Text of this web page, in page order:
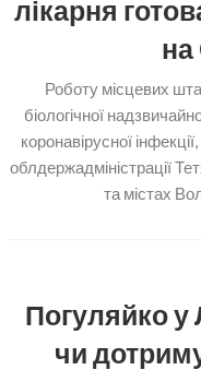
лікарня
на
Роботу місцевих
біологічної
коронавірусної
облдержадміністрації
та містах
Погуляйко у
чи